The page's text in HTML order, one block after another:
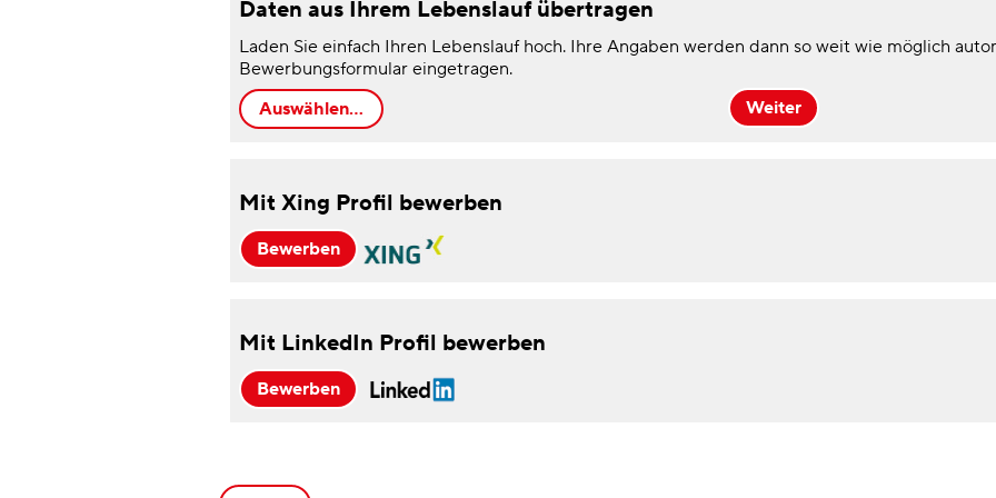
Daten aus Ihrem Lebenslauf übertragen
Laden Sie einfach Ihren Lebenslauf hoch. Ihre Angaben werden dann so weit wie möglich
Bewerbungsformular eingetragen.
Mit Xing Profil bewerben
Mit LinkedIn Profil bewerben